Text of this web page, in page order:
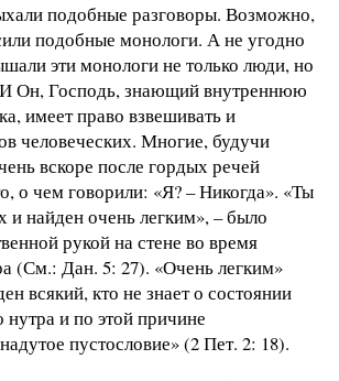
подобные разговоры. Возможно,
подобные монологи. А не угодно
эти монологи не только люди, но
Он, Господь, знающий внутреннюю
имеет право взвешивать и
человеческих. Многие, будучи
вскоре после гордых речей
о чем говорили: «Я? – Никогда». «Ты
и найден очень легким», – было
рукой на стене во время
(См.: Дан. 5: 27). «Очень легким»
всякий, кто не знает о состоянии
нутра и по этой причине
пустословие» (2 Пет. 2: 18).